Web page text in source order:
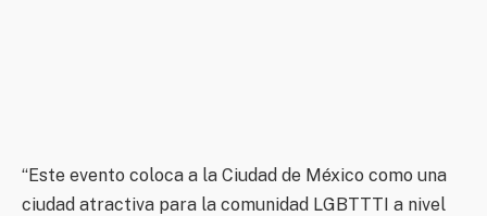
“Este evento coloca a la Ciudad de México como una
ciudad atractiva para la comunidad LGBTTTI a nivel